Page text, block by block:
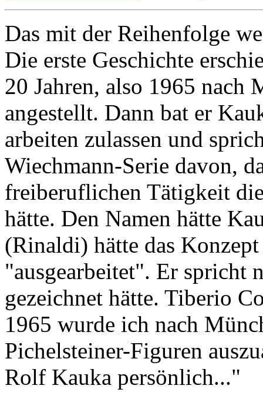
Das mit der Reihenfolge
Die erste Geschichte
20 Jahren, also 1965 nach
angestellt. Dann bat er
arbeiten zulassen und
Wiechmann-Serie davon,
freiberuflichen Tätigkeit
hätte. Den Namen hätte
(Rinaldi) hätte das
"ausgearbeitet". Er spricht
gezeichnet hätte. Tiberio
1965 wurde ich nach
Pichelsteiner-Figuren
Rolf Kauka persönlich..."